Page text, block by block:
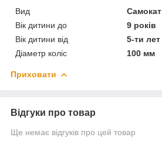
Вид
Самокат
Вік дитини до
9 років
Вік дитини від
5-ти лет
Діаметр коліс
100 мм
Приховати
Відгуки про товар
Ще немає відгуків про цей товар